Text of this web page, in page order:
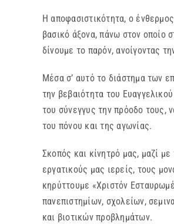
Η αποφασιστικότητα, ο
βασικό άξονα, πάνω στον οποίο
δίνουμε το παρόν, ανοίγοντας
Μέσα σ’ αυτό το διάστημα των
την βεβαιότητα του
του σύνεγγυς την πρόοδο τους,
του πόνου και της αγωνίας.
Σκοπός και κίνητρό μας, μαζί
εργατικούς μας ιερείς, τους
κηρύττουμε «Χριστόν
πανεπιστημίων, σχολείων,
και βιοτικών προβλημάτων.